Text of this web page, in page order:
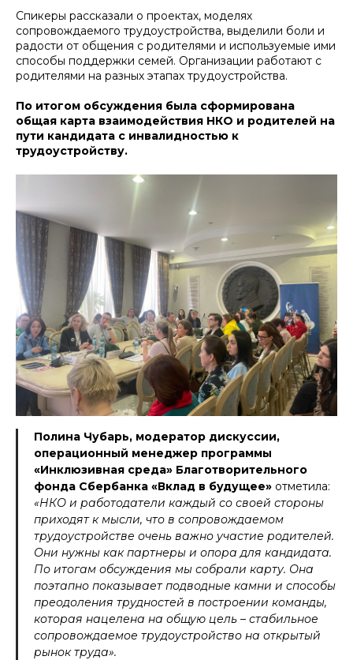
Спикеры рассказали о проектах, моделях
сопровождаемого трудоустройства, выделили боли и
радости от общения с родителями и используемые ими
способы поддержки семей. Организации работают с
родителями на разных этапах трудоустройства.
По итогом обсуждения была сформирована
общая карта взаимодействия НКО и родителей на
пути кандидата с инвалидностью к
трудоустройству.
Полина Чубарь, модератор дискуссии,
операционный менеджер программы
«Инклюзивная среда» Благотворительного
фонда Сбербанка «Вклад в будущее» отметила:
«НКО и работодатели каждый со своей стороны
приходят к мысли, что в сопровождаемом
трудоустройстве очень важно участие родителей.
Они нужны как партнеры и опора для кандидата.
По итогам обсуждения мы собрали карту. Она
поэтапно показывает подводные камни и способы
преодоления трудностей в построении команды,
которая нацелена на общую цель – стабильное
сопровождаемое трудоустройство на открытый
рынок труда».